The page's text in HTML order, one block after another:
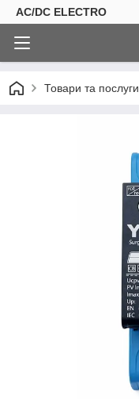
AC/DC ELECTRO
Товари та послуги